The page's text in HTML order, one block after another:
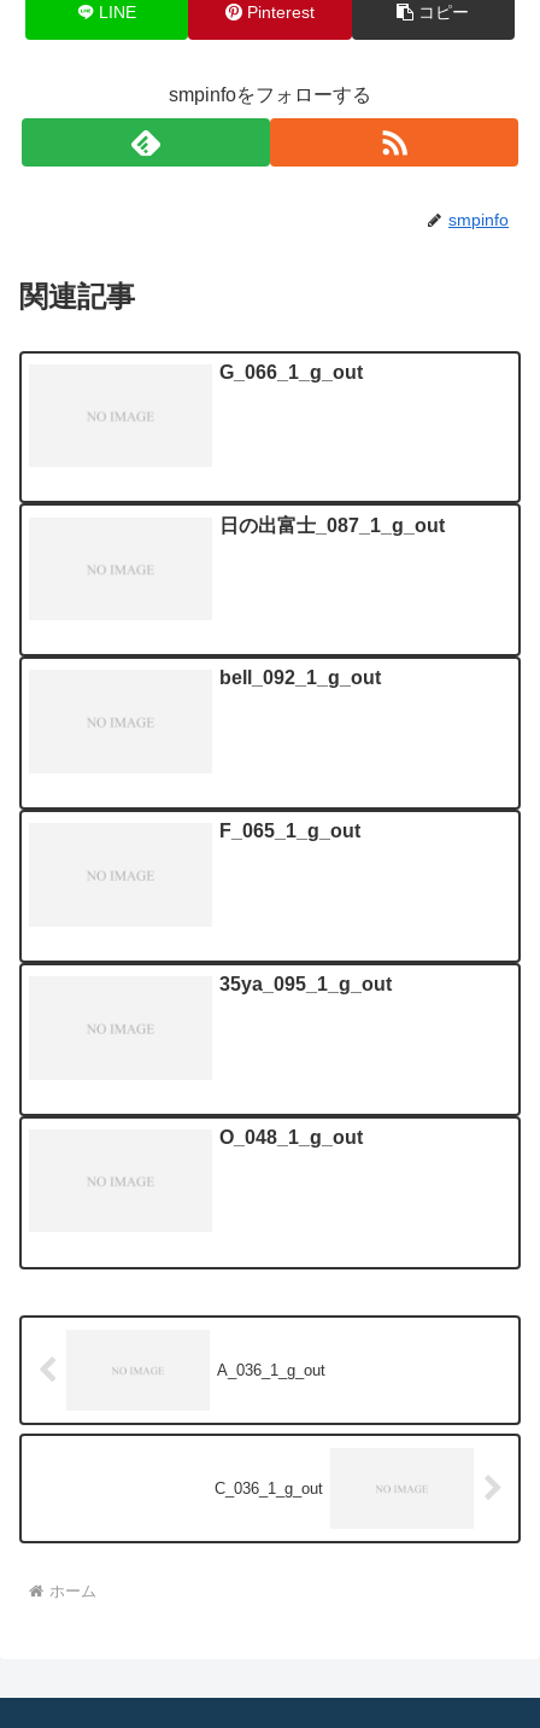
LINE Pinterest コピー
smpinfoをフォローする
smpinfo
関連記事
G_066_1_g_out
日の出富士_087_1_g_out
bell_092_1_g_out
F_065_1_g_out
35ya_095_1_g_out
O_048_1_g_out
A_036_1_g_out
C_036_1_g_out
ホーム